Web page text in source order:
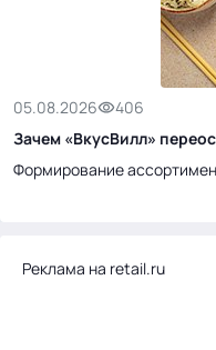
05.08.2026
406
Зачем «ВкусВилл»
Формирование
Реклама на retail.ru